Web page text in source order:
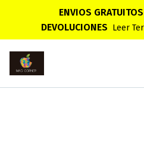
ENVIOS
DEVOLUCIONES Leer